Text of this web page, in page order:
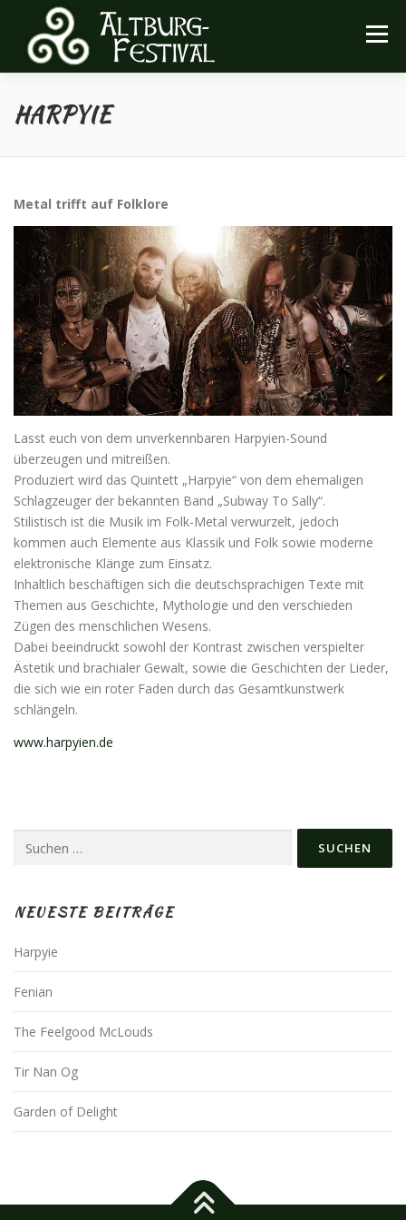
springen
Menü
FESTIVAL
HARPYIE
Metal trifft auf Folklore
Lasst euch von dem unverkennbaren Harpyien-Sound
überzeugen und mitreißen.
Produziert wird das Quintett „Harpyie“ von dem ehemaligen
Schlagzeuger der bekannten Band „Subway To Sally“.
Stilistisch ist die Musik im Folk-Metal verwurzelt, jedoch
kommen auch Elemente aus Klassik und Folk sowie moderne
elektronische Klänge zum Einsatz.
Inhaltlich beschäftigen sich die deutschsprachigen Texte mit
Themen aus Geschichte, Mythologie und den verschieden
Zügen des menschlichen Wesens.
Dabei beeindruckt sowohl der Kontrast zwischen verspielter
Ästetik und brachialer Gewalt, sowie die Geschichten der Lieder,
die sich wie ein roter Faden durch das Gesamtkunstwerk
schlängeln.
www.harpyien.de
NEUESTE BEITRÄGE
Harpyie
Fenian
The Feelgood McLouds
Tir Nan Og
Garden of Delight